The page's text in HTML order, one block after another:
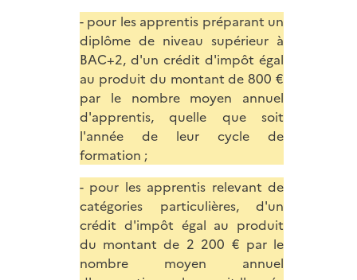
- pour les apprentis préparant un
diplôme de niveau supérieur à
BAC+2, d'un crédit d'impôt égal
au produit du montant de 800 €
par le nombre moyen annuel
d'apprentis, quelle que soit
l'année de leur cycle de
formation ;
- pour les apprentis relevant de
catégories particulières, d'un
crédit d'impôt égal au produit
du montant de 2 200 € par le
nombre moyen annuel